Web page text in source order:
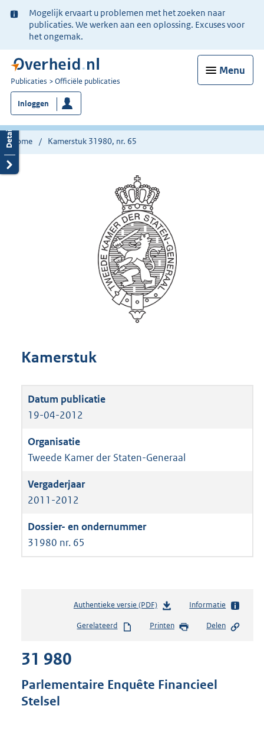
Ter
informatie:
Mogelijk ervaart u problemen met het zoeken naar
publicaties. We werken aan een oplossing. Excuses voor
het ongemak.
Menu
U
bent
nu
hier:
Publicaties Officiële publicaties
Inloggen
Home Kamerstuk 31980, nr. 65
Kamerstuk
19-04-2012
Tweede Kamer der Staten-Generaal
2011-2012
31980 nr. 65
Authentieke versie (PDF)b
s
d
s
Informatie
Gerelateerd Printen Delen
31 980
Parlementaire Enquête Financieel
Stelsel